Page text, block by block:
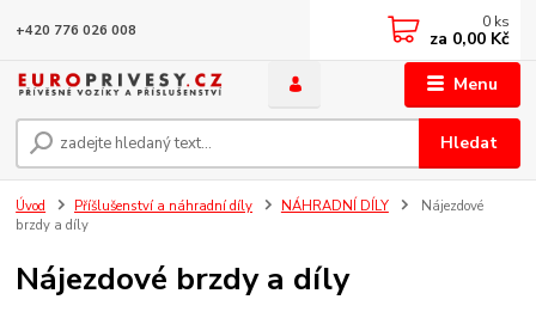
Menu
Hledat
+420 776 026 008 0 ks
za 0,00 Kč
Úvod Příšlušenství a náhradní díly NÁHRADNÍ DÍLY
Nájezdové
brzdy a díly
Nájezdové brzdy a díly